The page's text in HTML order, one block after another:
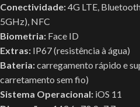
Conectividade:4G LTE,
5GHz), NFC
Biometria: Face ID
Extras: IP67 (resistência à água)
Bateria:carregamento rápido e
carretamento sem fio)
Sistema Operacional: iOS 11